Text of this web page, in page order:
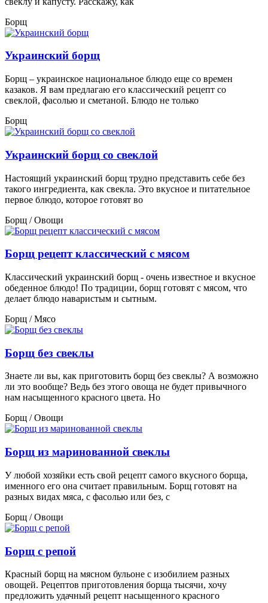
Борщ
Украинский борщ
Борщ – украинское национальное блюдо еще со времен
казаков. Я вам предлагаю его классический рецепт со
свеклой, фасолью и сметаной. Блюдо не только
Борщ
Украинский борщ со свеклой
Настоящий украинский борщ трудно представить себе без
такого ингредиента, как свекла. Это вкусное и питательное
первое блюдо, которое готовят во
Борщ / Овощи
Борщ рецепт классический с мясом
Классический украинский борщ - очень известное и вкусное
обеденное блюдо! По традиции, борщ готовят с мясом, что
делает блюдо наваристым и сытным.
Борщ / Мясо
Борщ без свеклы
Знаете ли вы, как приготовить борщ без свеклы? А возможно
ли это вообще? Ведь без этого овоща не будет привычного
нам насыщенного красного цвета. Но
Борщ / Овощи
Борщ из маринованной свеклы
У любой хозяйки есть свой рецепт самого вкусного борща,
именного его она считает правильным. Борщ готовят на
разных видах мяса, с фасолью или без, с
Борщ / Овощи
Борщ с репой
Красный борщ на мясном бульоне с изобилием разных
овощей. Рецептов приготовления борща тысячи, хочу
предложить удачный рецепт насыщенного красного